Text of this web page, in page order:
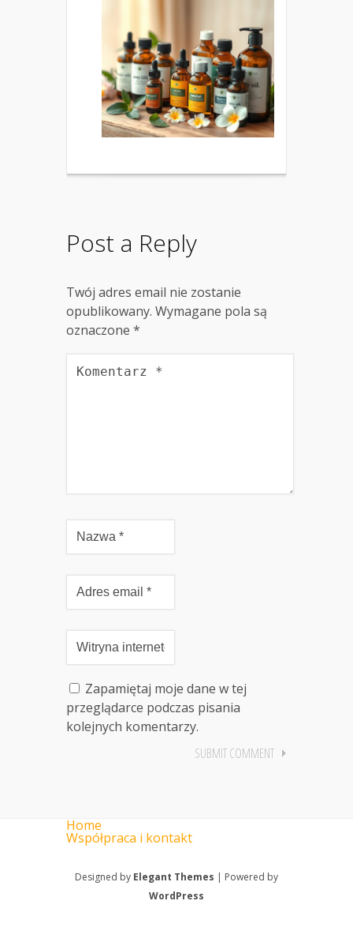
Post a Reply
Twój adres email nie zostanie
opublikowany. Wymagane pola są
oznaczone *
Zapamiętaj moje dane w tej
przeglądarce podczas pisania
kolejnych komentarzy.
Home
Współpraca i kontakt
Designed by Elegant Themes | Powered by
WordPress